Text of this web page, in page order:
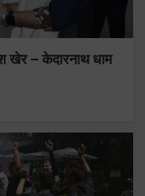
खेर – केदारनाथ धाम